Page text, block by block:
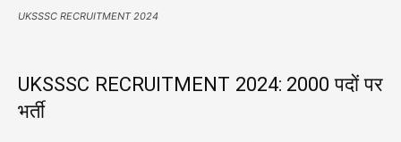
UKSSSC RECRUITMENT 2024
UKSSSC RECRUITMENT 2024: 2000 पदों पर
भर्ती